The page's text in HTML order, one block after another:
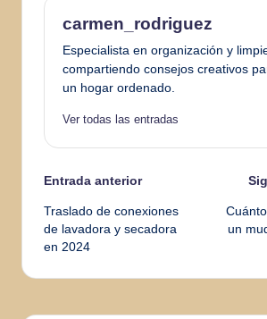
carmen_rodriguez
Especialista en organización y
compartiendo consejos creativos
un hogar ordenado.
Ver todas las entradas
Navegación
de
entradas
Entrada anterior
Traslado de conexiones
de lavadora y secadora
en 2024
un